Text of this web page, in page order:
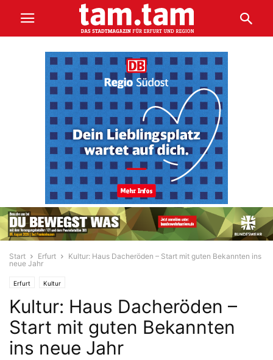
Start Erfurt
Kultur: Haus Dacheröden – Start mit guten Bekannten ins
neue Jahr
Erfurt Kultur
Kultur: Haus Dacheröden –
Start mit guten Bekannten
ins neue Jahr